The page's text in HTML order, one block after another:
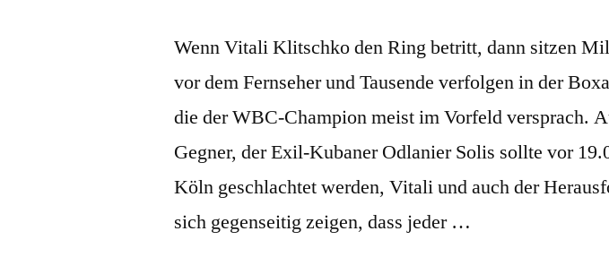
Wenn Vitali Klitschko den Ring betritt, dann sitzen
vor dem Fernseher und Tausende verfolgen in der
die der WBC-Champion meist im Vorfeld versprach.
Gegner, der Exil-Kubaner Odlanier Solis sollte vor
Köln geschlachtet werden, Vitali und auch der
sich gegenseitig zeigen, dass jeder …